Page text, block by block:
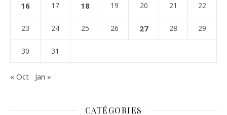
16 17 18 19 20 21 22
23 24 25 26 27 28 29
30 31
« Oct Jan »
CATÉGORIES